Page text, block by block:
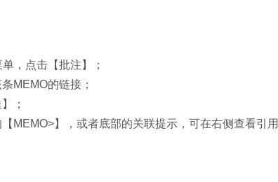
，点击【批注】；
MEMO的链接；
；
MEMO>】，或者底部的关联提示，可在右侧查看引用